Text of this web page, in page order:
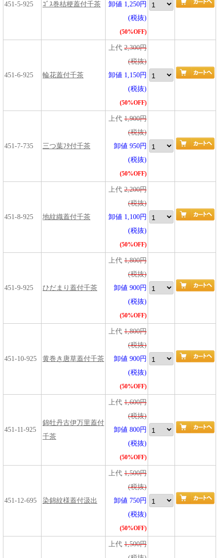
451-5-925 ｺﾞｽ巻桔梗蓋付千茶
卸値 1,250円
(税抜)
(50%OFF)
451-6-925 輪花蓋付千茶
上代 2,300円
(税抜)
卸値 1,150円
(税抜)
(50%OFF)
451-7-735 三つ葉ﾌﾀ付千茶
上代 1,900円
(税抜)
卸値 950円
(税抜)
(50%OFF)
451-8-925 地紋織蓋付千茶
上代 2,200円
(税抜)
卸値 1,100円
(税抜)
(50%OFF)
451-9-925 ひだまり蓋付千茶
上代 1,800円
(税抜)
卸値 900円
(税抜)
(50%OFF)
451-10-925 黄巻き唐草蓋付千茶
上代 1,800円
(税抜)
卸値 900円
(税抜)
(50%OFF)
451-11-925
錦牡丹古伊万里蓋付
千茶
上代 1,600円
(税抜)
卸値 800円
(税抜)
(50%OFF)
451-12-695 染錦紋様蓋付汲出
上代 1,500円
(税抜)
卸値 750円
(税抜)
(50%OFF)
上代 1,500円